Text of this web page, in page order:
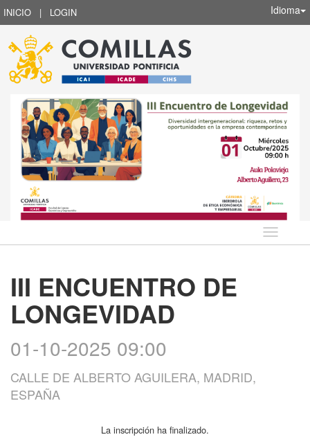
INICIO | LOGIN Idioma
Idioma
III ENCUENTRO DE
LONGEVIDAD
01-10-2025 09:00
CALLE DE ALBERTO AGUILERA, MADRID,
ESPAÑA
La inscripción ha finalizado.